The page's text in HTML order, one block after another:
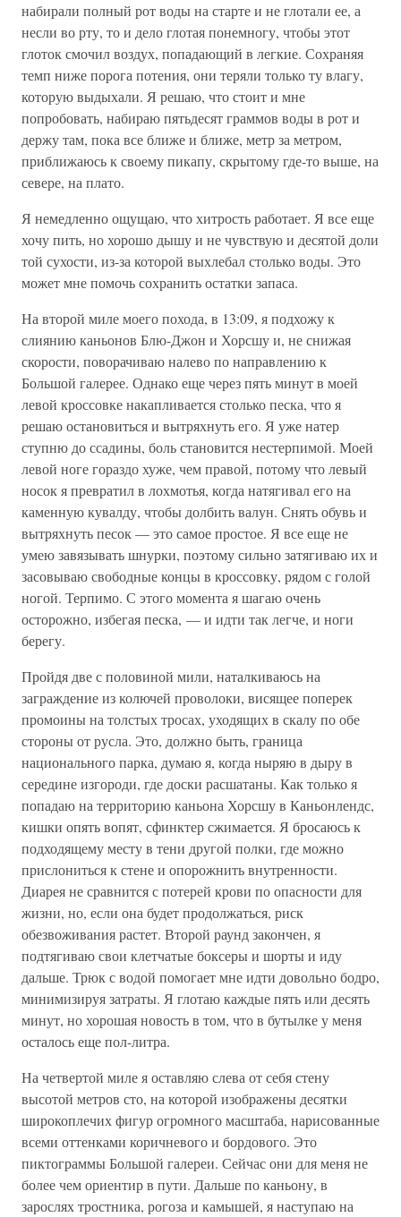
набирали полный рот воды на старте и не глотали ее, а
несли во рту, то и дело глотая понемногу, чтобы этот
глоток смочил воздух, попадающий в легкие. Сохраняя
темп ниже порога потения, они теряли только ту влагу,
которую выдыхали. Я решаю, что стоит и мне
попробовать, набираю пятьдесят граммов воды в рот и
держу там, пока все ближе и ближе, метр за метром,
приближаюсь к своему пикапу, скрытому где-то выше, на
севере, на плато.
Я немедленно ощущаю, что хитрость работает. Я все еще
хочу пить, но хорошо дышу и не чувствую и десятой доли
той сухости, из-за которой выхлебал столько воды. Это
может мне помочь сохранить остатки запаса.
На второй миле моего похода, в 13:09, я подхожу к
слиянию каньонов Блю-Джон и Хорсшу и, не снижая
скорости, поворачиваю налево по направлению к
Большой галерее. Однако еще через пять минут в моей
левой кроссовке накапливается столько песка, что я
решаю остановиться и вытряхнуть его. Я уже натер
ступню до ссадины, боль становится нестерпимой. Моей
левой ноге гораздо хуже, чем правой, потому что левый
носок я превратил в лохмотья, когда натягивал его на
каменную кувалду, чтобы долбить валун. Снять обувь и
вытряхнуть песок — это самое простое. Я все еще не
умею завязывать шнурки, поэтому сильно затягиваю их и
засовываю свободные концы в кроссовку, рядом с голой
ногой. Терпимо. С этого момента я шагаю очень
осторожно, избегая песка, — и идти так легче, и ноги
берегу.
Пройдя две с половиной мили, наталкиваюсь на
заграждение из колючей проволоки, висящее поперек
промоины на толстых тросах, уходящих в скалу по обе
стороны от русла. Это, должно быть, граница
национального парка, думаю я, когда ныряю в дыру в
середине изгороди, где доски расшатаны. Как только я
попадаю на территорию каньона Хорсшу в Каньонлендс,
кишки опять вопят, сфинктер сжимается. Я бросаюсь к
подходящему месту в тени другой полки, где можно
прислониться к стене и опорожнить внутренности.
Диарея не сравнится с потерей крови по опасности для
жизни, но, если она будет продолжаться, риск
обезвоживания растет. Второй раунд закончен, я
подтягиваю свои клетчатые боксеры и шорты и иду
дальше. Трюк с водой помогает мне идти довольно бодро,
минимизируя затраты. Я глотаю каждые пять или десять
минут, но хорошая новость в том, что в бутылке у меня
осталось еще пол-литра.
На четвертой миле я оставляю слева от себя стену
высотой метров сто, на которой изображены десятки
широкоплечих фигур огромного масштаба, нарисованные
всеми оттенками коричневого и бордового. Это
пиктограммы Большой галереи. Сейчас они для меня не
более чем ориентир в пути. Дальше по каньону, в
зарослях тростника, рогоза и камышей, я наступаю на